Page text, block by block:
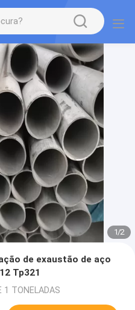
1/2
de exaustão de aço
Tp321
1 TONELADAS